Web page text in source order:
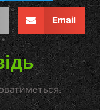
Email